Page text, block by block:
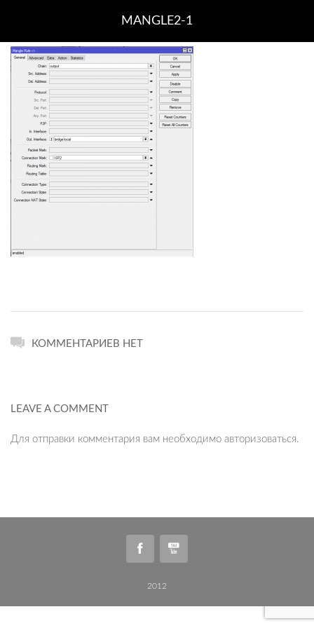
MANGLE2-1
КОММЕНТАРИЕВ НЕТ
LEAVE A COMMENT
Для отправки комментария вам необходимо авторизоваться.
2012